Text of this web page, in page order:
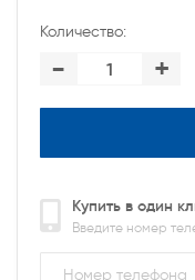
Количество:
- +
Купить в один
Введите номер